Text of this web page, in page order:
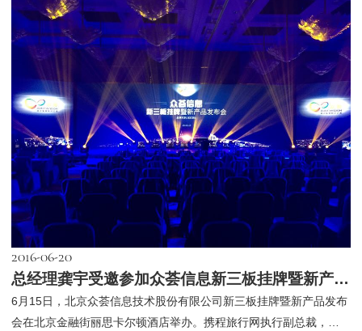
2016-06-20
总经理龚宇受邀参加众荟信息新三板挂牌暨新产品发布会
6月15日，北京众荟信息技术股份有限公司新三板挂牌暨新产品发布
会在北京金融街丽思卡尔顿酒店举办。携程旅行网执行副总裁，携